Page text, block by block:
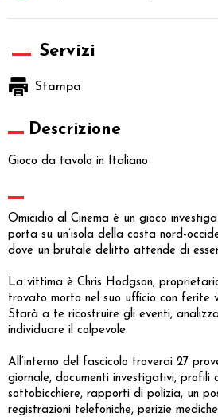
Servizi
Stampa
Descrizione
Gioco da tavolo in Italiano
Omicidio al Cinema è un gioco
porta su un’isola della costa nord-
dove un brutale delitto attende di
La vittima è Chris Hodgson,
trovato morto nel suo ufficio con ferite
Starà a te ricostruire gli eventi,
individuare il colpevole.
All’interno del fascicolo troverai 27
giornale, documenti investigativi, profili
sottobicchiere, rapporti di polizia, un
registrazioni telefoniche, perizie